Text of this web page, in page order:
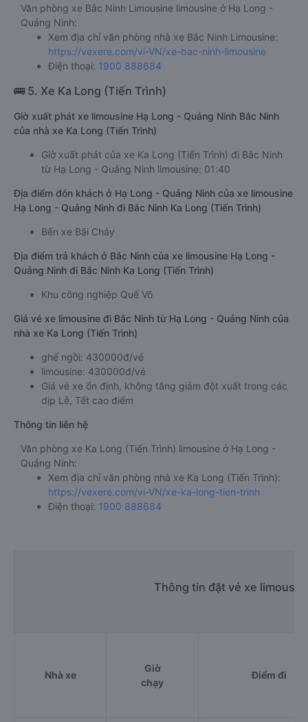
dịp Lễ, Tết cao điểm
Thông tin liên hệ
Văn phòng xe Bắc Ninh Limousine limousine ở Hạ Long -
Quảng Ninh:
Xem địa chỉ văn phòng nhà xe Bắc Ninh Limousine:
https://vexere.com/vi-VN/xe-bac-ninh-limousine
Điện thoại:1900 888684
🚌 5. Xe Ka Long (Tiến Trình)
Giờ xuất phát xe limousine Hạ Long - Quảng Ninh Bắc Ninh
Giờ xuất phát của xe Ka Long (Tiến Trình) đi Bắc Ninh
Hạ Long - Quảng Ninh đi Bắc Ninh Ka Long (Tiến Trình)
Quảng Ninh đi Bắc Ninh Ka Long (Tiến Trình)
Giá vé xe limousine đi Bắc Ninh từ Hạ Long - Quảng Ninh của
nhà xe Ka Long (Tiến Trình)
ghế ngồi: 430000đ/vé
limousine: 430000đ/vé
dịp Lễ, Tết cao điểm
Thông tin liên hệ
Văn phòng xe Ka Long (Tiến Trình) limousine ở Hạ Long -
Quảng Ninh: